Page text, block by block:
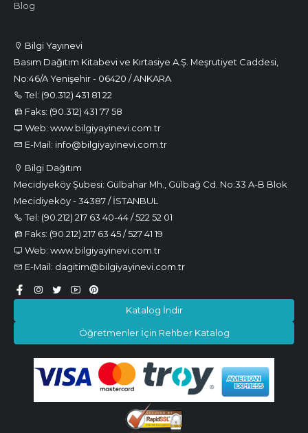
Bilgi Yayınevi
Basım Dağıtım Kitabevi ve Kırtasiye A.Ş. Meşrutiyet Caddesi,
No:46/A Yenişehir - 06420 / ANKARA
Tel: (90.312) 431 81 22
Faks: (90.312) 431 77 58
Web: www.bilgiyayinevi.com.tr
E-Mail: info@bilgiyayinevi.com.tr
Bilgi Dağıtım
Mecidiyeköy Şubesi: Gülbahar Mh., Gülbağ Cd. No:33 A-B Blok
Mecidiyeköy - 34387 / İSTANBUL
Tel: (90.212) 217 63 40-44 / 522 52 01
Faks: (90.212) 217 63 45 / 527 41 19
Web: www.bilgiyayinevi.com.tr
E-Mail: dagitim@bilgiyayinevi.com.tr
Katalog İndir
Öğretmenler İçin Rehber Katalog
Blog